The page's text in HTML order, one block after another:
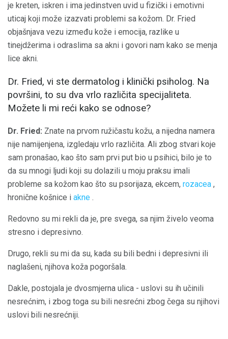
je kreten, iskren i ima jedinstven uvid u fizički i emotivni
uticaj koji može izazvati problemi sa kožom. Dr. Fried
objašnjava vezu između kože i emocija, razlike u
tinejdžerima i odraslima sa akni i govori nam kako se menja
lice akni.
Dr. Fried, vi ste dermatolog i klinički psiholog. Na
površini, to su dva vrlo različita specijaliteta.
Možete li mi reći kako se odnose?
Dr. Fried: Znate na prvom ružičastu kožu, a nijedna namera
nije namijenjena, izgledaju vrlo različita. Ali zbog stvari koje
sam pronašao, kao što sam prvi put bio u psihici, bilo je to
da su mnogi ljudi koji su dolazili u moju praksu imali
probleme sa kožom kao što su psorijaza, ekcem, rozacea ,
hronične košnice i akne .
Redovno su mi rekli da je, pre svega, sa njim živelo veoma
stresno i depresivno.
Drugo, rekli su mi da su, kada su bili bedni i depresivni ili
naglašeni, njihova koža pogoršala.
Dakle, postojala je dvosmjerna ulica - uslovi su ih učinili
nesrećnim, i zbog toga su bili nesrećni zbog čega su njihovi
uslovi bili nesrećniji.